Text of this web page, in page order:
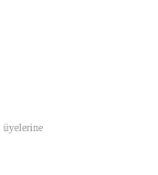
üyelerine